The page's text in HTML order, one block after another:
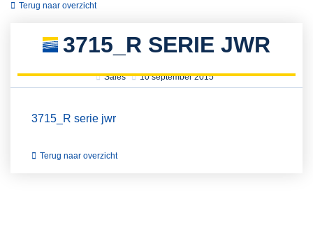
Terug naar overzicht
3715_R SERIE JWR
Sales 10 september 2015
3715_R serie jwr
Terug naar overzicht